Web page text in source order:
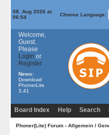
08. Aug 2026 at
06:54
Choose Language:
Welcome,
Guest.
Please
Login or
Register
News:
Download
PhonerLite
3.41
Board Index Help Search
Phoner(Lite) Forum› Allgemein /